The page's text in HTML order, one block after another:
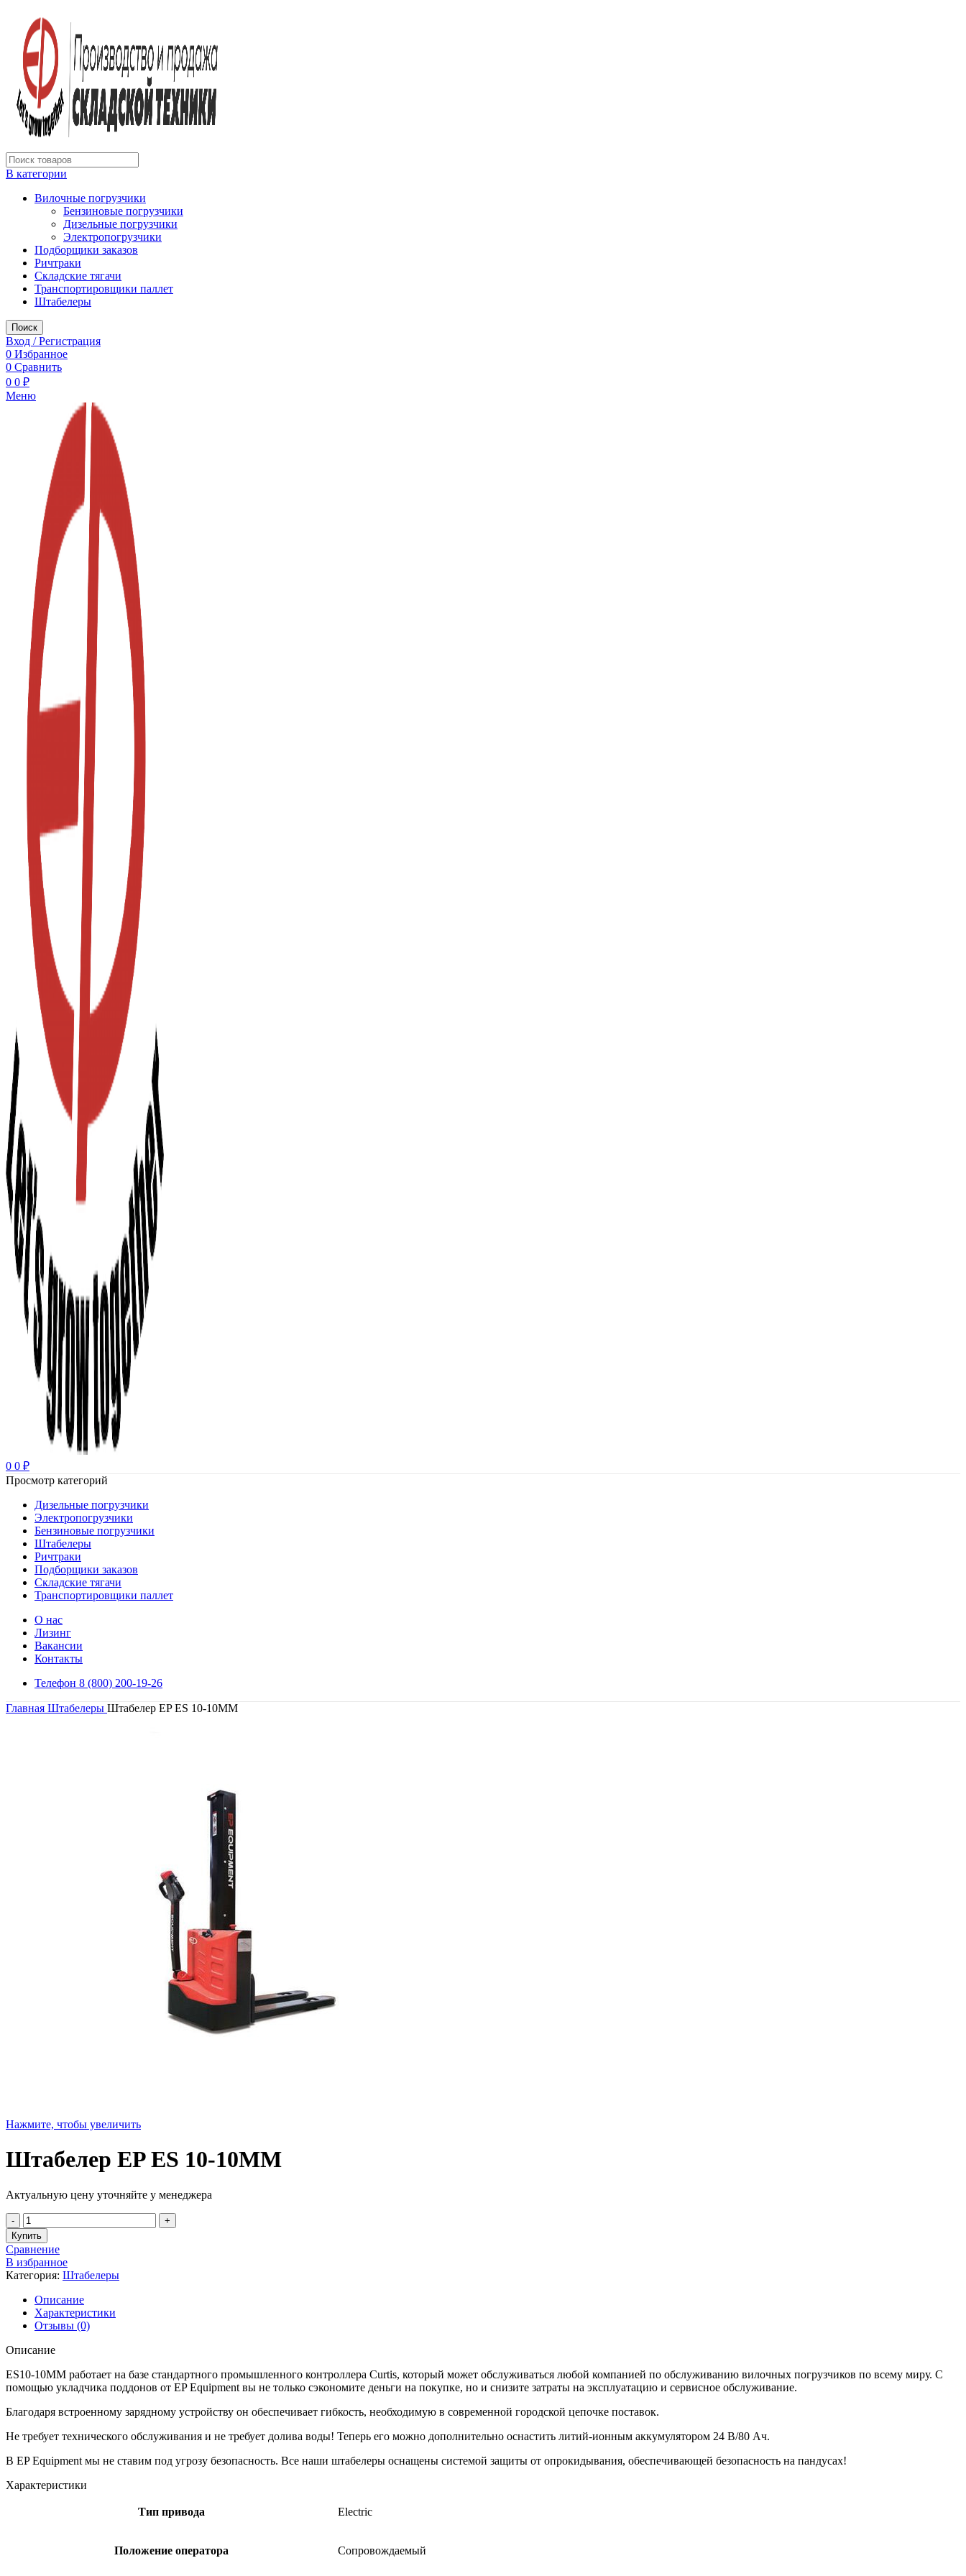
В категории
Вилочные погрузчики
Бензиновые погрузчики
Дизельные погрузчики
Электропогрузчики
Подборщики заказов
Ричтраки
Складские тягачи
Транспортировщики паллет
Штабелеры
Поиск
Вход / Регистрация
0 Избранное
0 Сравнить
0 0 ₽
Меню
0 0 ₽
Просмотр категорий
Дизельные погрузчики
Электропогрузчики
Бензиновые погрузчики
Штабелеры
Ричтраки
Подборщики заказов
Складские тягачи
Транспортировщики паллет
О нас
Лизинг
Вакансии
Контакты
Телефон 8 (800) 200-19-26
Главная Штабелеры Штабелер EP ES 10-10MM
Нажмите, чтобы увеличить
Штабелер EP ES 10-10MM
Актуальную цену уточняйте у менеджера
Купить
Сравнение
В избранное
Категория: Штабелеры
Описание
Характеристики
Отзывы (0)
Описание
ES10-10ММ работает на базе стандартного промышленного контроллера Curtis, который может обслуживаться любой компанией по обслуживанию вилочных погрузчиков по всему миру. С
помощью укладчика поддонов от EP Equipment вы не только сэкономите деньги на покупке, но и снизите затраты на эксплуатацию и сервисное обслуживание.
Благодаря встроенному зарядному устройству он обеспечивает гибкость, необходимую в современной городской цепочке поставок.
Не требует технического обслуживания и не требует долива воды! Теперь его можно дополнительно оснастить литий-ионным аккумулятором 24 В/80 Ач.
В EP Equipment мы не ставим под угрозу безопасность. Все наши штабелеры оснащены системой защиты от опрокидывания, обеспечивающей безопасность на пандусах!
Характеристики
Тип привода Electric
Положение оператора Сопровождаемый